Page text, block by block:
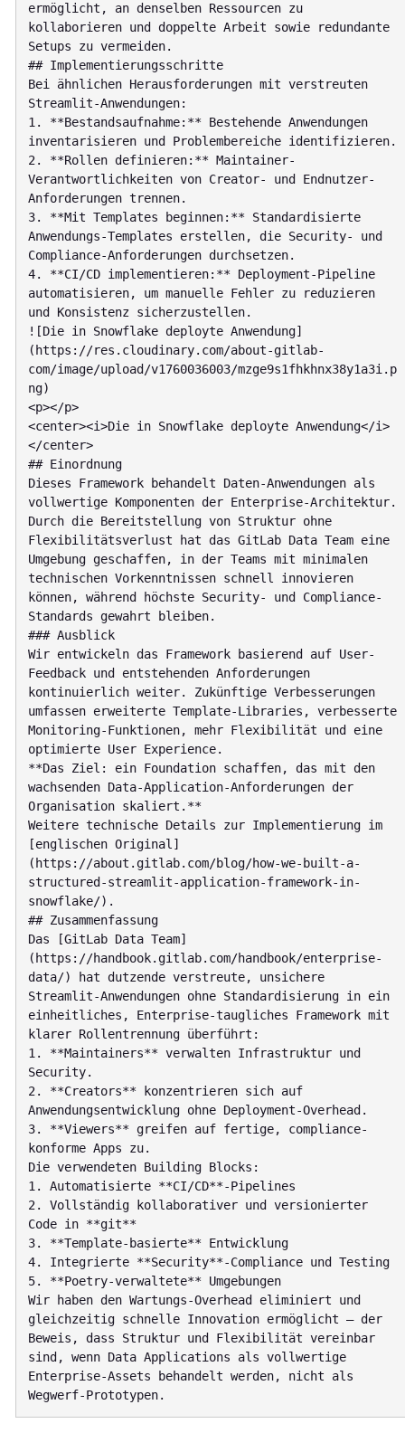
ermöglicht, an denselben Ressourcen zu
kollaborieren und doppelte Arbeit sowie redundante
Setups zu vermeiden.
## Implementierungsschritte
Bei ähnlichen Herausforderungen mit verstreuten
Streamlit-Anwendungen:
1. **Bestandsaufnahme:** Bestehende Anwendungen
inventarisieren und Problembereiche identifizieren.
2. **Rollen definieren:** Maintainer-
Verantwortlichkeiten von Creator- und Endnutzer-
Anforderungen trennen.
3. **Mit Templates beginnen:** Standardisierte
Anwendungs-Templates erstellen, die Security- und
Compliance-Anforderungen durchsetzen.
4. **CI/CD implementieren:** Deployment-Pipeline
automatisieren, um manuelle Fehler zu reduzieren
und Konsistenz sicherzustellen.
![Die in Snowflake deployte Anwendung]
(https://res.cloudinary.com/about-gitlab-
com/image/upload/v1760036003/mzge9s1fhkhnx38y1a3i.p
ng)
<p></p>
<center><i>Die in Snowflake deployte Anwendung</i>
</center>
## Einordnung
Dieses Framework behandelt Daten-Anwendungen als
vollwertige Komponenten der Enterprise-Architektur.
Durch die Bereitstellung von Struktur ohne
Flexibilitätsverlust hat das GitLab Data Team eine
Umgebung geschaffen, in der Teams mit minimalen
technischen Vorkenntnissen schnell innovieren
können, während höchste Security- und Compliance-
Standards gewahrt bleiben.
### Ausblick
Wir entwickeln das Framework basierend auf User-
Feedback und entstehenden Anforderungen
kontinuierlich weiter. Zukünftige Verbesserungen
umfassen erweiterte Template-Libraries, verbesserte
Monitoring-Funktionen, mehr Flexibilität und eine
optimierte User Experience.
**Das Ziel: ein Foundation schaffen, das mit den
wachsenden Data-Application-Anforderungen der
Organisation skaliert.**
Weitere technische Details zur Implementierung im
[englischen Original]
(https://about.gitlab.com/blog/how-we-built-a-
structured-streamlit-application-framework-in-
snowflake/).
## Zusammenfassung
Das [GitLab Data Team]
(https://handbook.gitlab.com/handbook/enterprise-
data/) hat dutzende verstreute, unsichere
Streamlit-Anwendungen ohne Standardisierung in ein
einheitliches, Enterprise-taugliches Framework mit
klarer Rollentrennung überführt:
1. **Maintainers** verwalten Infrastruktur und
Security.
2. **Creators** konzentrieren sich auf
Anwendungsentwicklung ohne Deployment-Overhead.
3. **Viewers** greifen auf fertige, compliance-
konforme Apps zu.
Die verwendeten Building Blocks:
1. Automatisierte **CI/CD**-Pipelines
2. Vollständig kollaborativer und versionierter
Code in **git**
3. **Template-basierte** Entwicklung
4. Integrierte **Security**-Compliance und Testing
5. **Poetry-verwaltete** Umgebungen
Wir haben den Wartungs-Overhead eliminiert und
gleichzeitig schnelle Innovation ermöglicht – der
Beweis, dass Struktur und Flexibilität vereinbar
sind, wenn Data Applications als vollwertige
Enterprise-Assets behandelt werden, nicht als